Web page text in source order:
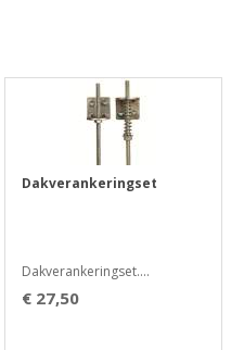
Dakverankeringset
Dakverankeringset....
€ 27,50